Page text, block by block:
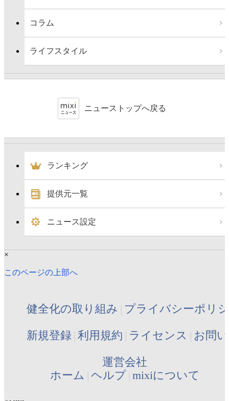
コラム
ライフスタイル
ニューストップへ戻る
ランキング
提供元一覧
ニュース設定
×
このページの上部へ
健全化の取り組み プライバシーポリ
新規登録 利用規約 ライセンス お問
運営会社
ホーム ヘルプ mixiについて